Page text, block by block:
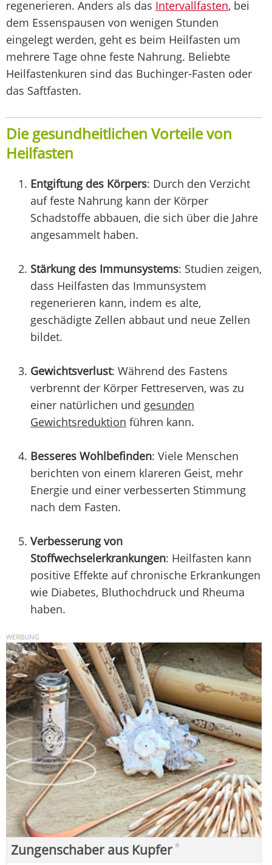
regenerieren. Anders als das Intervallfasten, bei
dem Essenspausen von wenigen Stunden
eingelegt werden, geht es beim Heilfasten um
mehrere Tage ohne feste Nahrung. Beliebte
Heilfastenkuren sind das Buchinger-Fasten oder
das Saftfasten.
Die gesundheitlichen Vorteile von
Heilfasten
Entgiftung des Körpers: Durch den Verzicht
auf feste Nahrung kann der Körper
Schadstoffe abbauen, die sich über die Jahre
angesammelt haben.
Stärkung des Immunsystems: Studien zeigen,
dass Heilfasten das Immunsystem
regenerieren kann, indem es alte,
geschädigte Zellen abbaut und neue Zellen
bildet.
Gewichtsverlust: Während des Fastens
verbrennt der Körper Fettreserven, was zu
einer natürlichen und gesunden
Gewichtsreduktion führen kann.
Besseres Wohlbefinden: Viele Menschen
berichten von einem klareren Geist, mehr
Energie und einer verbesserten Stimmung
nach dem Fasten.
Verbesserung von
Stoffwechselerkrankungen: Heilfasten kann
positive Effekte auf chronische Erkrankungen
wie Diabetes, Bluthochdruck und Rheuma
haben.
Zungenschaber aus Kupfer*